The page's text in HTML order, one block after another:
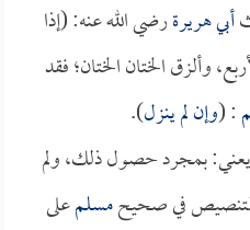
أبي هريرةرضي الله عنه: (إذا
وألزق الختان الختان؛ فقد
: (وإن لم ينزل).
بمجرد حصول ذلك، ولم
التنصيص في صحيحمسلمعلى